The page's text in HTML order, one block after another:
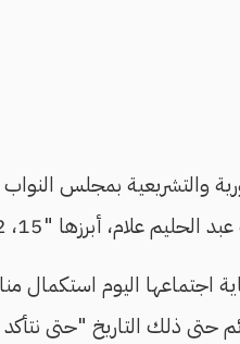
أبرزها "15، 72، 105، 274".
اجتماعها اليوم استكمال
حتى ذلك التاريخ "حتى